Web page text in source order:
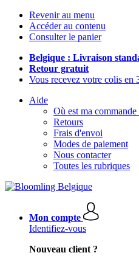
Revenir au menu
Accéder au contenu
Consulter le panier
Belgique : Livraison
Retour gratuit
Vous recevez votre colis en
Aide
Où est ma commande
Retours
Frais d'envoi
Modes de paiement
Nous contacter
Toutes les rubriques
Mon compte
Identifiez-vous
Nouveau client ?